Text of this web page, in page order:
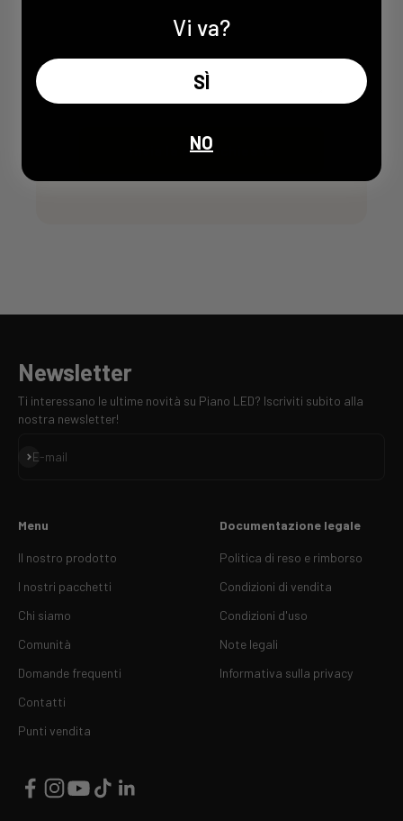
Invia la mia richiesta
Newsletter
Ti interessano le ultime novità su Piano LED? Iscriviti subito alla
nostra newsletter!
E-mail
Iscriviti
Menu
Il nostro prodotto
I nostri pacchetti
Chi siamo
Comunità
Domande frequenti
Contatti
Punti vendita
Documentazione legale
Politica di reso e rimborso
Condizioni di vendita
Condizioni d'uso
Note legali
Informativa sulla privacy
Vi va?
SÌ
NO